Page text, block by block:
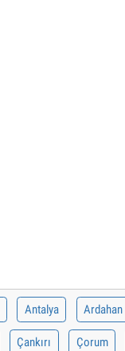
Antalya Ardahan
Çankırı Çorum